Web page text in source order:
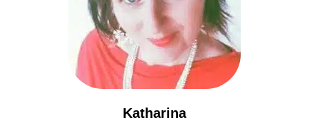
Katharina